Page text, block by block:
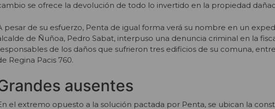
se ofrece la devolución de todo lo invertido en la propiedad
pesar de su esfuerzo, Penta de igual forma verá su nombre en un
de Ñuñoa, Pedro Sabat, interpuso una denuncia criminal en la
de los daños que sufrieron tres edificios de su comuna,
Regina Pacis 760.
ausentes
el extremo opuesto a la solución pactada por Penta, se ubican la